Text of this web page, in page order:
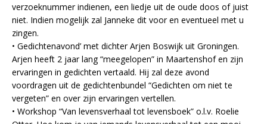
verzoeknummer indienen, een liedje uit de oude doos of juist
niet. Indien mogelijk zal Janneke dit voor en eventueel met u
zingen.
• Gedichtenavond’ met dichter Arjen Boswijk uit Groningen.
Arjen heeft 2 jaar lang “meegelopen” in Maartenshof en zijn
ervaringen in gedichten vertaald. Hij zal deze avond
voordragen uit de gedichtenbundel “Gedichten om niet te
vergeten” en over zijn ervaringen vertellen.
• Workshop “Van levensverhaal tot levensboek” o.l.v. Roelie